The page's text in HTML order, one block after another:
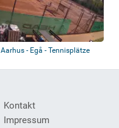
Aarhus - Egå - Tennisplätze
Kontakt
Impressum